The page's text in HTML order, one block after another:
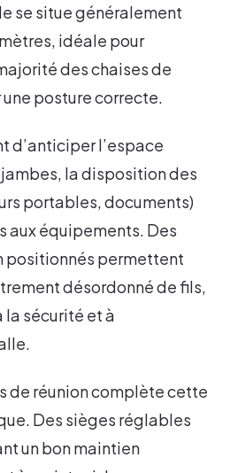
se situe généralement
idéale pour
des chaises de
posture correcte.
d’anticiper l’espace
la disposition des
portables, documents)
aux équipements. Des
positionnés permettent
désordonné de fils,
la sécurité et à
de réunion complète cette
Des sièges réglables
un bon maintien